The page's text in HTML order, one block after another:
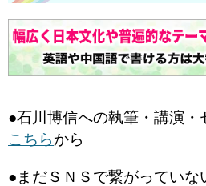
●石川博信への執筆・講演・
こちらから
●まだＳＮＳで繋がっていな